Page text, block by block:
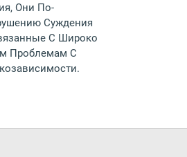
Они По-
Суждения
С Широко
Проблемам С